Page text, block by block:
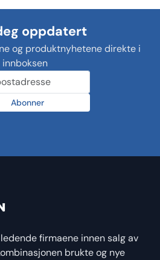
oppdatert
og produktnyhetene direkte i
innboksen
Abonner
firmaene innen salg av
brukte og nye